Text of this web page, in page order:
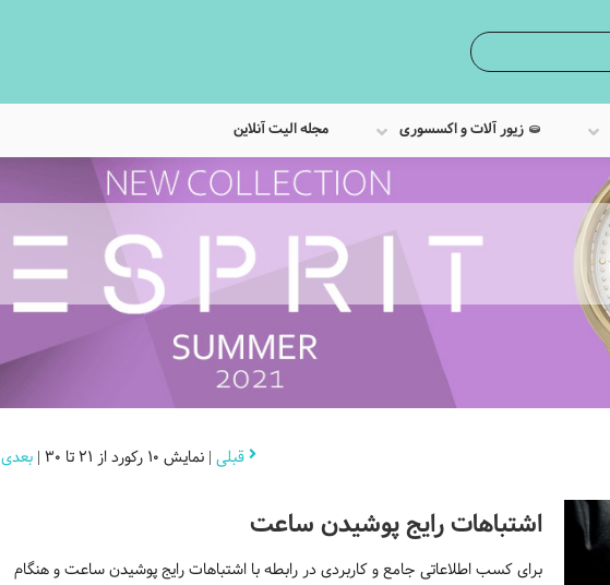
زیور آلات و اکسسوری مجله الیت آنلاین
قبلی| نمایش 10 رکورد از 21 تا 30 | بعدی
اشتباهات رایج پوشیدن ساعت
برای کسب اطلاعاتی جامع و کاربردی در رابطه با اشتباهات رایج پوشیدن ساعت و هنگام